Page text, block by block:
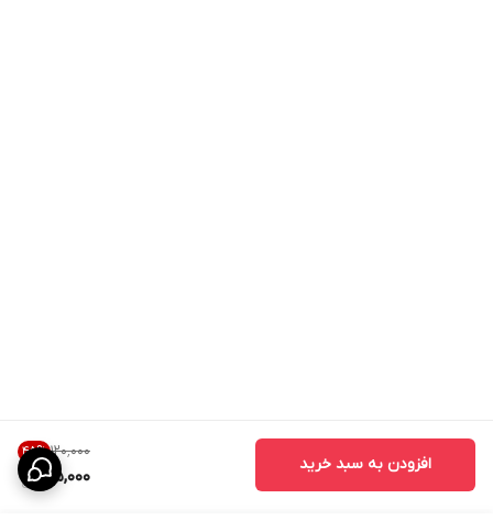
۱۲۰٬۰۰۰ 45%
65,000
افزودن به سبد خرید